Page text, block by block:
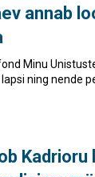
annab
Minu
ning nende